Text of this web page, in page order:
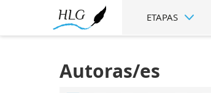
ETAPAS
Autoras/es